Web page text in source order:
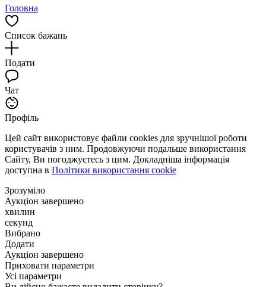
Головна
Список бажань
Подати
Чат
Профіль
Цей сайт використовує файли cookies для зручнішої роботи
користувачів з ним. Продовжуючи подальше використання
Сайту, Ви погоджуєтесь з цим. Докладніша інформація
доступна в Політики використання cookie
Зрозуміло
Аукціон завершено
хвилин
секунд
Вибрано
Додати
Аукціон завершено
Приховати параметри
Усі параметри